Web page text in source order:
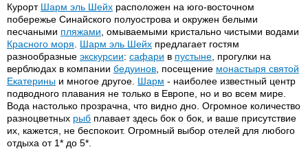
Курорт Шарм эль Шейх расположен на юго-восточном
побережье Синайского полуострова и окружен белыми
песчаными пляжами , омываемыми кристально чистыми водами
Красного моря
Шарм эль Шейх предлагает гостям
разнообразные экскурсии: сафари в пустыне , прогулки на
верблюдах в компании бедуинов , посещение монастыря святой
Екатерины и многое другое. Шарм - наиболее известный центр
подводного плавания не только в Европе, но и во всем мире.
Вода настолько прозрачна, что видно дно. Огромное количество
разноцветных рыб плавает здесь бок о бок, и ваше присутствие
их, кажется, не беспокоит. Огромный выбор отелей для любого
отдыха от 1* до 5*.